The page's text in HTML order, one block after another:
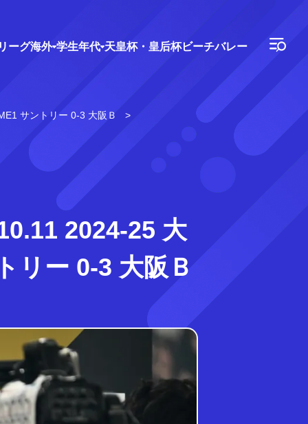
ーグ海外 学生年代 天皇杯・皇后杯ビーチバレー
サントリー 0-3 大阪Ｂ
2024-25 大
リー 0-3 大阪Ｂ